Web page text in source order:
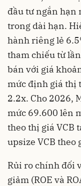
đầu tư ngắn hạn
trong dài hạn.
hành riêng lẻ
tham chiếu từ
bán với giá
mức định giá thị
2.2x. Cho 2026,
mức 69.600 lên
theo thị giá VCB
upsize VCB theo
Rủi ro chính đối
giảm (ROE và